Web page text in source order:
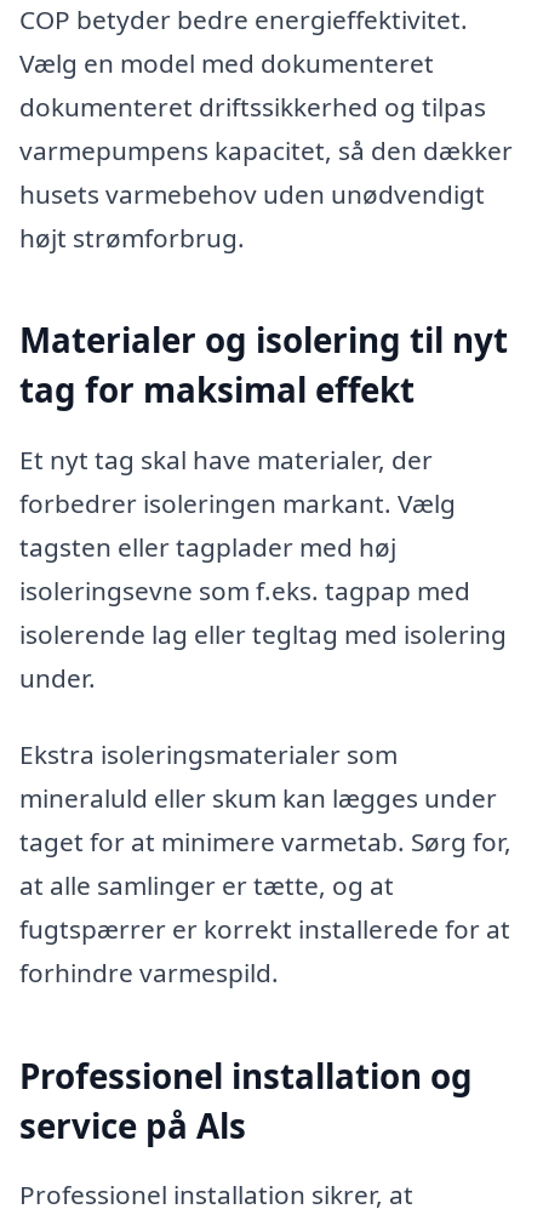
COP betyder bedre energieffektivitet.
Vælg en model med dokumenteret
dokumenteret driftssikkerhed og tilpas
varmepumpens kapacitet, så den dækker
husets varmebehov uden unødvendigt
højt strømforbrug.
Materialer og isolering til nyt
tag for maksimal effekt
Et nyt tag skal have materialer, der
forbedrer isoleringen markant. Vælg
tagsten eller tagplader med høj
isoleringsevne som f.eks. tagpap med
isolerende lag eller tegltag med isolering
under.
Ekstra isoleringsmaterialer som
mineraluld eller skum kan lægges under
taget for at minimere varmetab. Sørg for,
at alle samlinger er tætte, og at
fugtspærrer er korrekt installerede for at
forhindre varmespild.
Professionel installation og
service på Als
Professionel installation sikrer, at